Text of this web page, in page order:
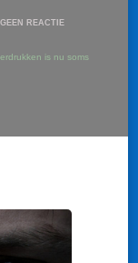
GEEN REACTIEOP
ONDERDRUKKEN
is nu soms